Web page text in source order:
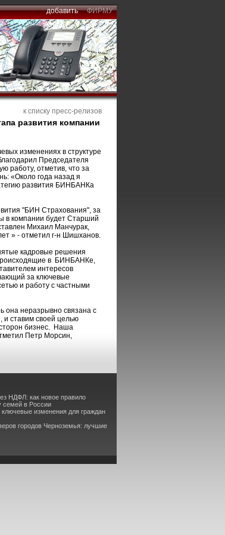
добавить ФИРМУ
к списку пресс-релизов
развития компании
изменениях в структуре
Председателя
работу, отметив, что за
«Около года назад я
развития БИНБАНКа
"БИН Страхования", за
в компании будет Старший
Михаил Манчурак,
» - отметил г-н Шишханов.
кадровые решения
в БИНБАНКе,
интересов
за ключевые
и работу с частными
она неразрывно связана с
ставим своей целью
бизнес. Наша
Петр Морсин,
НДФЛ: как новое правило
семей в России
изменения для граждан
городов Черноземья: лучшие